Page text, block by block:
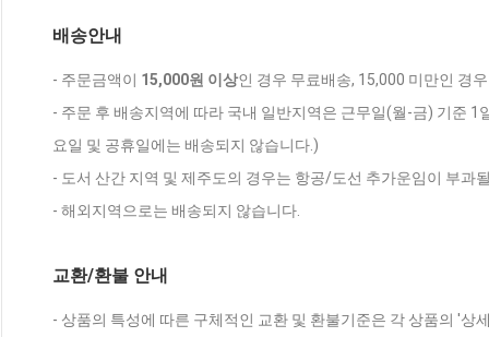
배송안내
- 주문금액이 15,000원 이상인 경우 무료배송, 15,000 미만인 경
- 주문 후 배송지역에 따라 국내 일반지역은 근무일(월-금) 기준
요일 및 공휴일에는 배송되지 않습니다.)
- 도서 산간 지역 및 제주도의 경우는 항공/도선 추가운임이 부과
- 해외지역으로는 배송되지 않습니다.
교환/환불 안내
- 상품의 특성에 따른 구체적인 교환 및 환불기준은 각 상품의 '상